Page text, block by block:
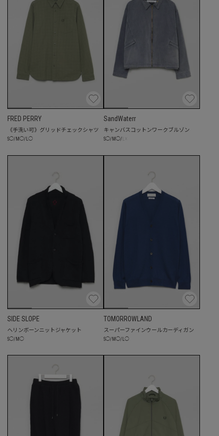
FRED PERRY
《手洗い可》グリッドチェックシャツ
S◯/ M ◯/ ◯
SandWaterr
キャンバスコットンワークブルゾン
S◯/ M ◯/
SIDE SLOPE
ヘリンボーンニットジャケット
S◯/ M ◯
TOMORROWLAND
スーパーファインウールカーディガン
S◯/ M ◯/ L◯